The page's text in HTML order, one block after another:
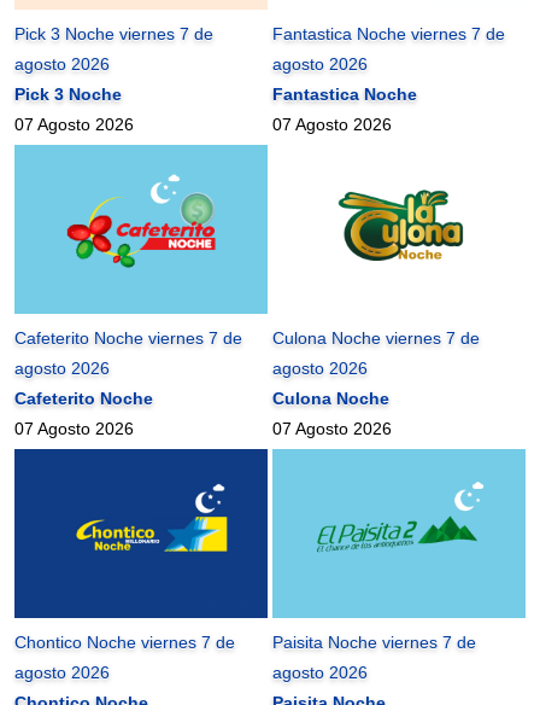
Pick 3 Noche viernes 7 de
agosto 2026
Pick 3 Noche
07 Agosto 2026
Fantastica Noche viernes 7 de
agosto 2026
Fantastica Noche
07 Agosto 2026
Cafeterito Noche viernes 7 de
agosto 2026
Cafeterito Noche
07 Agosto 2026
Culona Noche viernes 7 de
agosto 2026
Culona Noche
07 Agosto 2026
Chontico Noche viernes 7 de
agosto 2026
Paisita Noche viernes 7 de
agosto 2026